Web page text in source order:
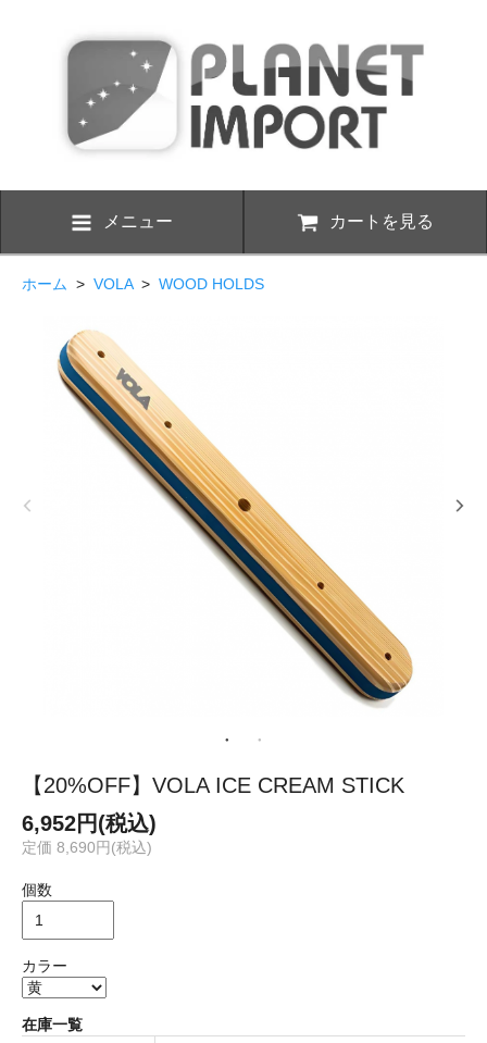
メニュー カートを見る
ホーム > VOLA> WOOD HOLDS
【20%OFF】VOLA ICE CREAM STICK
6,952円(税込)
定価 8,690円(税込)
個数
カラー
在庫一覧